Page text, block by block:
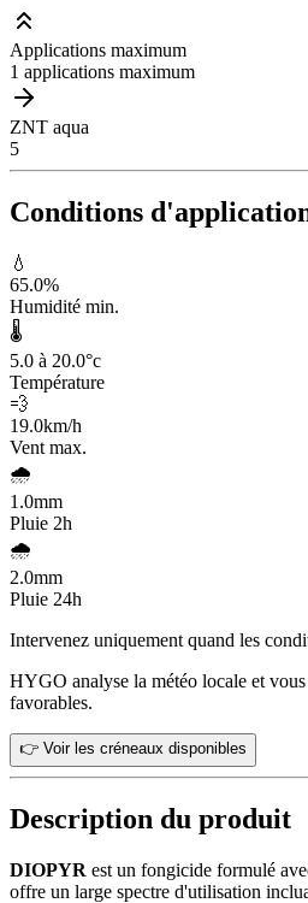
Applications maximum
1 applications maximum
ZNT aqua
5
Conditions
💧
65.0%
Humidité min.
🌡️
5.0 à 20.0°c
Température
💨
19.0km/h
Vent max.
🌧️
1.0mm
Pluie 2h
🌧️
2.0mm
Pluie 24h
Intervenez uniquement quand les
HYGO analyse la météo locale et
favorables.
👉 Voir les créneaux disponibles
Description du produit
DIOPYR est un fongicide formulé
offre un large spectre d'utilisation